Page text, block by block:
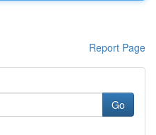
Report Page
Go